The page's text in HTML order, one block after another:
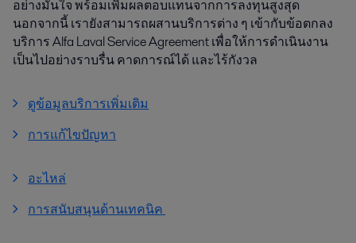
อย่างมั่นใจ พร้อมเพิ่มผลตอบแทนจากการลงทุนสูงสุด
นอกจากนี้ เรายังสามารถผสานบริการต่าง ๆ เข้ากับข้อตกลง
บริการ Alfa Laval Service Agreement เพื่อให้การดำเนินงาน
เป็นไปอย่างราบรื่น คาดการณ์ได้ และไร้กังวล
ดูข้อมูลบริการเพิ่มเติม
การแก้ไขปัญหา
อะไหล่
การสนับสนุนด้านเทคนิค